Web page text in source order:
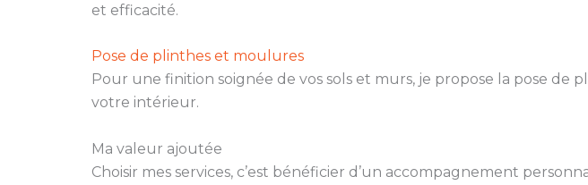
et efficacité.
Pose de plinthes et moulures
Pour une finition soignée de vos sols et murs, je propose la pose
votre intérieur.
Ma valeur ajoutée
Choisir mes services, c’est bénéficier d’un accompagnement